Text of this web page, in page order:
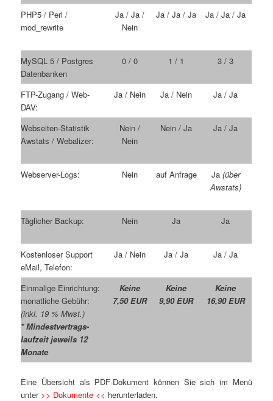
PHP5 / Perl /
mod_rewrite
Ja / Ja /
Nein
Ja / Ja / Ja Ja / Ja / Ja
MySQL 5 / Postgres
Datenbanken
0 / 0 1 / 1 3 / 3
FTP-Zugang / Web-
DAV:
Ja / Nein Ja / Nein Ja / Ja
Webseiten-Statistik
Awstats / Webalizer:
Nein /
Nein
Nein / Ja Ja / Ja
Webserver-Logs: Nein auf Anfrage Ja (über
Awstats)
Täglicher Backup: Nein Ja Ja
Kostenloser Support
eMail, Telefon:
Ja / Nein Ja / Ja Ja / Ja
Einmalige Einrichtung:
monatliche Gebühr:
(inkl. 19 % Mwst.)
* Mindestvertrags-
laufzeit jeweils 12
Monate
Keine
7,50 EUR
Keine
9,90 EUR
Keine
16,90 EUR
Eine Übersicht als PDF-Dokument können Sie sich im Menü
unter >> Dokumente << herunterladen.